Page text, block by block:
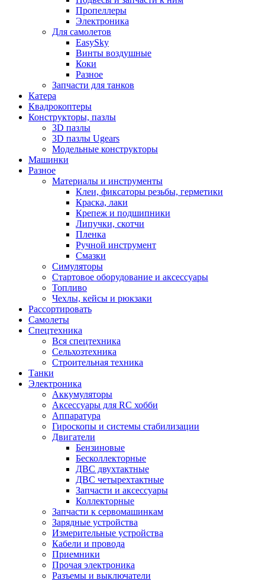
Пропеллеры
Электроника
Для самолетов
EasySky
Винты воздушные
Коки
Разное
Запчасти для танков
Катера
Квадрокоптеры
Конструкторы, пазлы
3D пазлы
3D пазлы Ugears
Модельные конструкторы
Машинки
Разное
Материалы и инструменты
Клеи, фиксаторы резьбы, герметики
Краска, лаки
Крепеж и подшипники
Липучки, скотчи
Пленка
Ручной инструмент
Смазки
Симуляторы
Стартовое оборудование и аксессуары
Топливо
Чехлы, кейсы и рюкзаки
Рассортировать
Самолеты
Спецтехника
Вся спецтехника
Сельхозтехника
Строительная техника
Танки
Электроника
Аккумуляторы
Аксессуары для RC хобби
Аппаратура
Гироскопы и системы стабилизации
Двигатели
Бензиновые
Бесколлекторные
ДВС двухтактные
ДВС четырехтактные
Запчасти и аксессуары
Коллекторные
Запчасти к сервомашинкам
Зарядные устройства
Измерительные устройства
Кабели и провода
Приемники
Прочая электроника
Разъемы и выключатели